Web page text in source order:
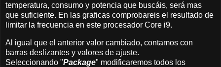
temperatura, consumo y potencia que buscáis, será mas
que suficiente. En las graficas comprobareis el resultado de
limitar la frecuencia en este procesador Core i9.
Al igual que el anterior valor cambiado, contamos con
barras deslizantes y valores de ajuste.
Seleccionando "Package" modificaremos todos los